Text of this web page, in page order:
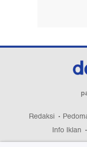
Redaksi
Info Iklan